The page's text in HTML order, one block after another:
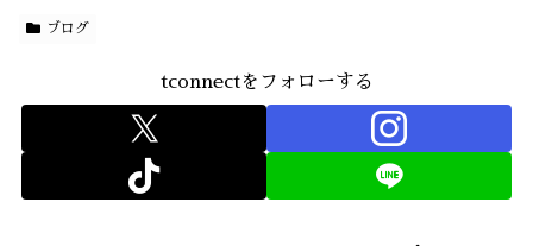
ブログ
tconnectをフォローする